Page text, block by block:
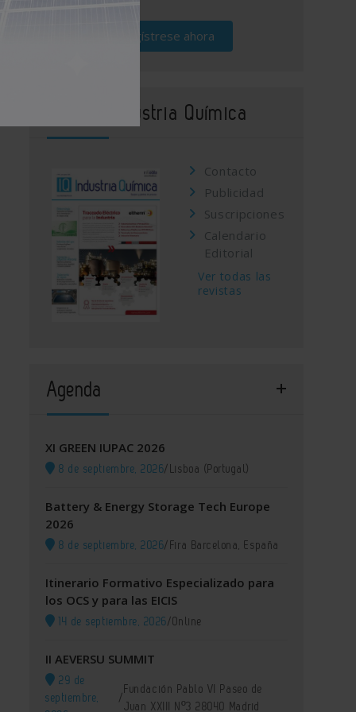
Regístrese ahora
Revista Industria Química
Contacto
Publicidad
Suscripciones
Calendario
Editorial
Ver todas las
revistas
Agenda
XI GREEN IUPAC 2026
8 de septiembre, 2026/Lisboa (Portugal)
Battery & Energy Storage Tech Europe
2026
8 de septiembre, 2026/Fira Barcelona, España
Itinerario Formativo Especializado para
los OCS y para las EICIS
14 de septiembre, 2026/Online
II AEVERSU SUMMIT
29 de
septiembre,
/
Fundación Pablo VI Paseo de
Juan XXIII Nº3 28040 Madrid